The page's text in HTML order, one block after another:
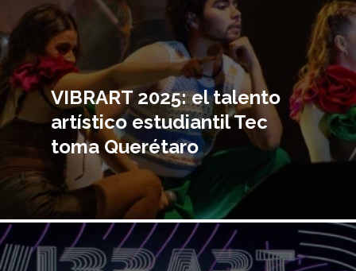
VIBRART 2025: el talento
artístico estudiantil Tec
toma Querétaro
Imagen
principal